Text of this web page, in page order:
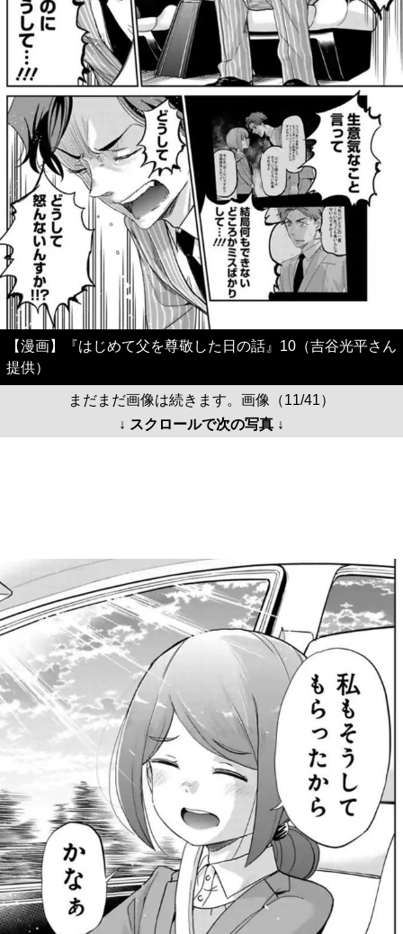
【漫画】『はじめて父を尊敬した日の話』10（吉谷光平さん
提供）
まだまだ画像は続きます。画像（11/41）
↓ スクロールで次の写真 ↓